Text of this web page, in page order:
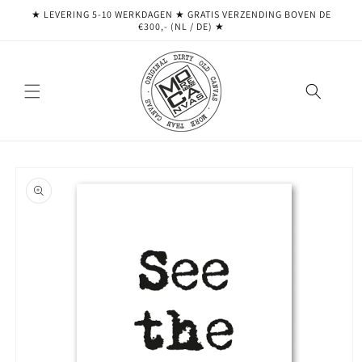
naar de
★ LEVERING 5-10 WERKDAGEN ★ GRATIS VERZENDING BOVEN DE
€300,- (NL / DE) ★